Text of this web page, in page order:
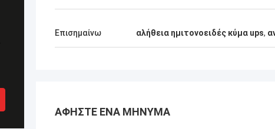
Επισημαίνω αλήθεια ημιτονοειδές κύμα ups,
ΑΦΉΣΤΕ ΈΝΑ ΜΉΝΥΜΑ